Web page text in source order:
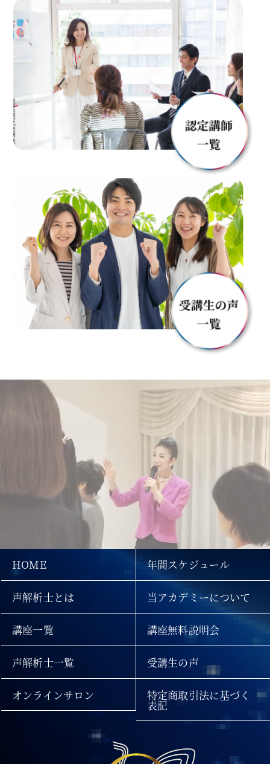
HOME 年間スケジュール
声解析士とは 当アカデミーについて
講座一覧 講座無料説明会
声解析士一覧 受講生の声
オンラインサロン 特定商取引法に基づく
表記